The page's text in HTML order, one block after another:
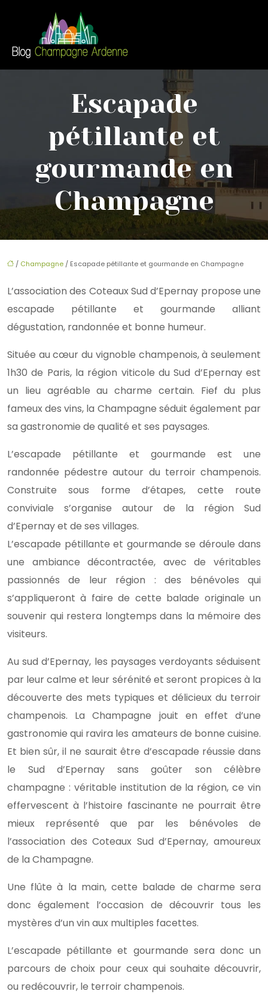
Escapade
pétillante et
gourmande en
Champagne
/ Champagne / Escapade pétillante et gourmande en Champagne
L’association des Coteaux Sud d’Epernay propose une
escapade pétillante et gourmande alliant
dégustation, randonnée et bonne humeur.
Située au cœur du vignoble champenois, à seulement
1h30 de Paris, la région viticole du Sud d’Epernay est
un lieu agréable au charme certain. Fief du plus
fameux des vins, la Champagne séduit également par
sa gastronomie de qualité et ses paysages.
L’escapade pétillante et gourmande est une
randonnée pédestre autour du terroir champenois.
Construite sous forme d’étapes, cette route
conviviale s’organise autour de la région Sud
d’Epernay et de ses villages.
L’escapade pétillante et gourmande se déroule dans
une ambiance décontractée, avec de véritables
passionnés de leur région : des bénévoles qui
s’appliqueront à faire de cette balade originale un
souvenir qui restera longtemps dans la mémoire des
visiteurs.
Au sud d’Epernay, les paysages verdoyants séduisent
par leur calme et leur sérénité et seront propices à la
découverte des mets typiques et délicieux du terroir
champenois. La Champagne jouit en effet d’une
gastronomie qui ravira les amateurs de bonne cuisine.
Et bien sûr, il ne saurait être d’escapade réussie dans
le Sud d’Epernay sans goûter son célèbre
champagne : véritable institution de la région, ce vin
effervescent à l’histoire fascinante ne pourrait être
mieux représenté que par les bénévoles de
l’association des Coteaux Sud d’Epernay, amoureux
de la Champagne.
Une flûte à la main, cette balade de charme sera
donc également l’occasion de découvrir tous les
mystères d’un vin aux multiples facettes.
L’escapade pétillante et gourmande sera donc un
parcours de choix pour ceux qui souhaite découvrir,
ou redécouvrir, le terroir champenois.